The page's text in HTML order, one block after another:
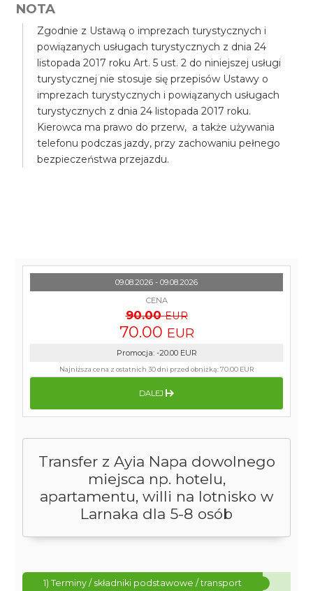
NOTA
Zgodnie z Ustawą o imprezach turystycznych i
powiązanych usługach turystycznych z dnia 24
listopada 2017 roku Art. 5 ust. 2 do niniejszej usługi
turystycznej nie stosuje się przepisów Ustawy o
imprezach turystycznych i powiązanych usługach
turystycznych z dnia 24 listopada 2017 roku.
Kierowca ma prawo do przerw, a także używania
telefonu podczas jazdy, przy zachowaniu pełnego
bezpieczeństwa przejazdu.
Transfer z Ayia Napa dowolnego
miejsca np. hotelu,
apartamentu, willi na lotnisko w
Larnaka dla 5-8 osób
1) Terminy / składniki podstawowe / transport
09.08.2026 - 09.08.2026
CENA
90.00 EUR
70.00 EUR
Promocja: -20.00 EUR
Najniższa cena z ostatnich 30 dni przed obniżką:70.00 EUR
DALEJ